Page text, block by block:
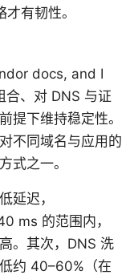
有韧性。
docs, and I
、对 DNS 与证
提下维持稳定性。
不同域名与应用的
式之一。
延迟，
ms 的范围内，
。其次，DNS 洗
约 40–60%（在